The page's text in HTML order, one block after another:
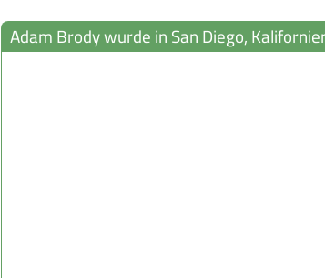
Adam Brody wurde in San Diego,